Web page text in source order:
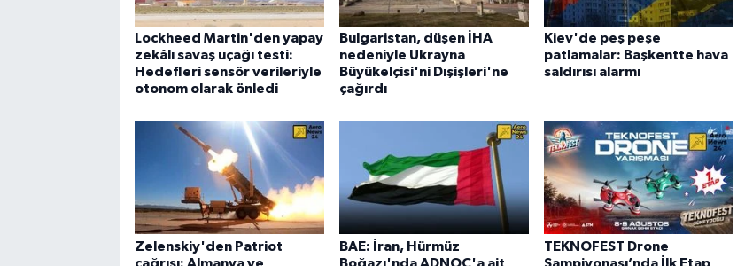
Lockheed Martin'den yapay
zekâlı savaş uçağı testi:
Hedefleri sensör verileriyle
otonom olarak önledi
Bulgaristan, düşen İHA
nedeniyle Ukrayna
Büyükelçisi'ni Dışişleri'ne
çağırdı
Kiev'de peş peşe
patlamalar: Başkentte hava
saldırısı alarmı
Zelenskiy'den Patriot
çağrısı: Almanya ve
BAE: İran, Hürmüz
Boğazı'nda ADNOC'a ait
TEKNOFEST Drone
Şampiyonası’nda İlk Etap